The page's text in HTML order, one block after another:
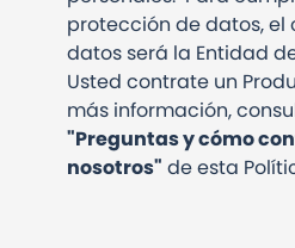
protección de datos,
datos será la Entidad
Usted contrate un
más información,
"Preguntas y cómo
nosotros" de esta